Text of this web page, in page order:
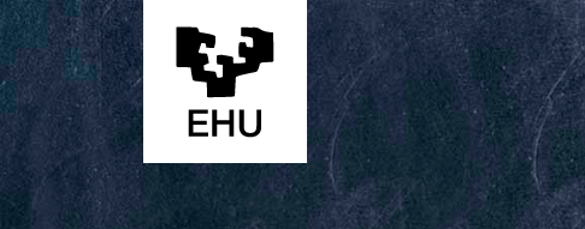
Eduki nagusira joan